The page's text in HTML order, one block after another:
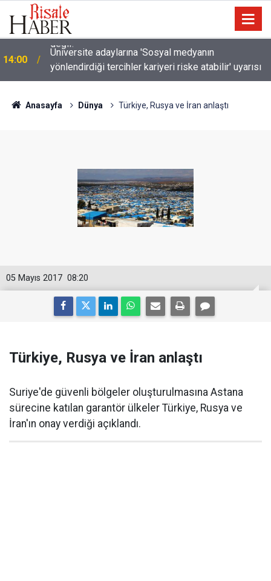
14:00
Üniversite adaylarına 'Sosyal medyanın
yönlendirdiği tercihler kariyeri riske atabilir' uyarısı
Anasayfa Dünya Türkiye, Rusya ve İran anlaştı
08:20
05 Mayıs 2017
Türkiye, Rusya ve İran anlaştı
Suriye'de güvenli bölgeler oluşturulmasına Astana
sürecine katılan garantör ülkeler Türkiye, Rusya ve
İran'ın onay verdiği açıklandı.